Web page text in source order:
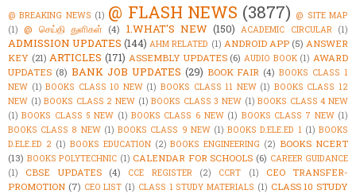
@ BREAKING NEWS (1) @ FLASH NEWS (3877) @ SITE MAP
(1) @ செய்தி துளிகள் (4) 1.WHAT'S NEW (150) ACADEMIC CIRCULAR (1)
ADMISSION UPDATES (144) AHM RELATED (1) ANDROID APP (5) ANSWER
KEY (21) ARTICLES (171) ASSEMBLY UPDATES (6) AUDIO BOOK (1) AWARD
UPDATES (8) BANK JOB UPDATES (29) BOOK FAIR (4) BOOKS CLASS 1
NEW (1) BOOKS CLASS 10 NEW (1) BOOKS CLASS 11 NEW (1) BOOKS CLASS 12
NEW (1) BOOKS CLASS 2 NEW (1) BOOKS CLASS 3 NEW (1) BOOKS CLASS 4 NEW
(1) BOOKS CLASS 5 NEW (1) BOOKS CLASS 6 NEW (1) BOOKS CLASS 7 NEW (1)
BOOKS CLASS 8 NEW (1) BOOKS CLASS 9 NEW (1) BOOKS D.ELE.ED 1 (1) BOOKS
D.ELE.ED 2 (1) BOOKS EDUCATION (2) BOOKS ENGINEERING (2) BOOKS NCERT
(13) BOOKS POLYTECHNIC (1) CALENDAR FOR SCHOOLS (6) CAREER GUIDANCE
(1)
CBSE UPDATES (4) CCE REGISTER (2) CCRT (1)
CEO TRANSFER-
PROMOTION (7) CEO LIST (1) CLASS 1 STUDY MATERIALS (1) CLASS 10 STUDY